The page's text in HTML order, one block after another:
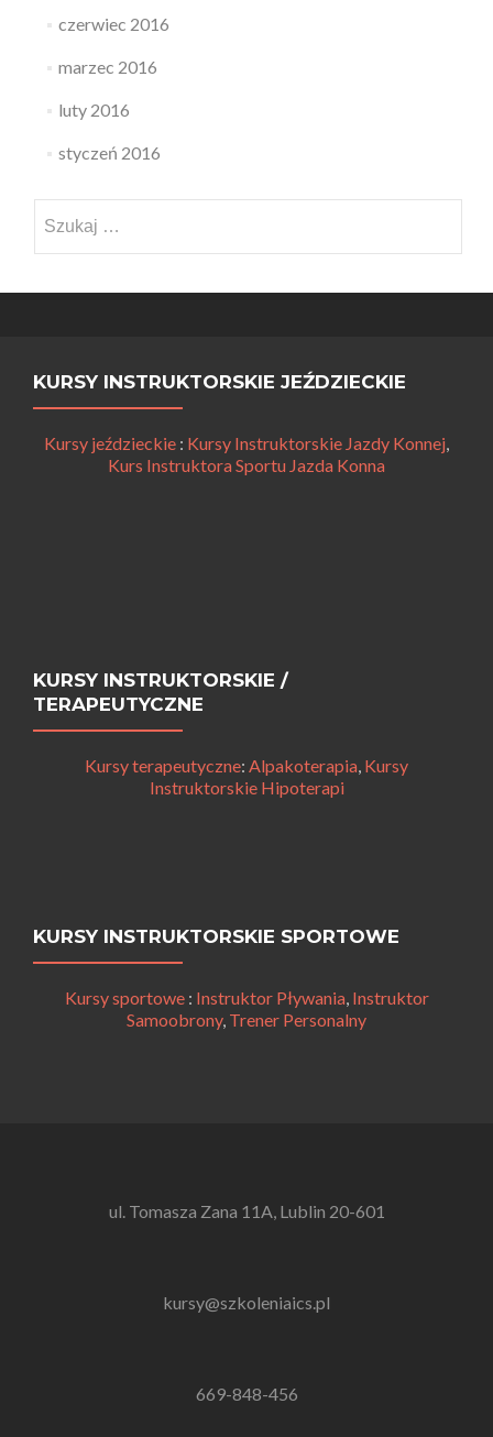
czerwiec 2016
marzec 2016
luty 2016
styczeń 2016
KURSY INSTRUKTORSKIE JEŹDZIECKIE
Kursy jeździeckie : Kursy Instruktorskie Jazdy Konnej,
Kurs Instruktora Sportu Jazda Konna
KURSY INSTRUKTORSKIE /
TERAPEUTYCZNE
Kursy terapeutyczne: Alpakoterapia, Kursy
Instruktorskie Hipoterapi
KURSY INSTRUKTORSKIE SPORTOWE
Kursy sportowe: Instruktor Pływania, Instruktor
Samoobrony, Trener Personalny
ul. Tomasza Zana 11A, Lublin 20-601
kursy@szkoleniaics.pl
669-848-456